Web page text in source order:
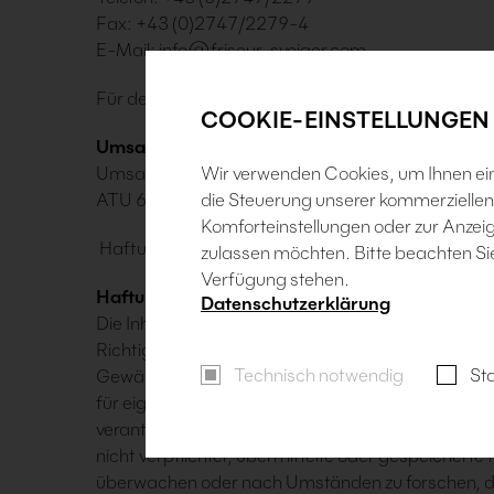
Fax: +43 (0)2747/2279-4
E-Mail:info@friseur-sveiger.com
Für den Inhalt verantwortlich: Eva Sveiger
Umsatzsteuer-ID:
Umsatzsteuer-Identifikationsnummer gemäß
ATU 65074046
Haftungsausschluss:
Haftung für Inhalte
Die Inhalte unserer Seiten wurden mit größter
Richtigkeit, Vollständigkeit und Aktualität der
Gewähr übernehmen. Als Diensteanbieter sind
für eigene Inhalte auf diesen Seiten nach den
verantwortlich. Nach §§ 8 bis 10 TMG sind wir als
nicht verpflichtet, übermittelte oder gespeicherte
überwachen oder nach Umständen zu forschen,
COOKIE-EINSTELLUNGEN
Wir verwenden Cookies, um Ihnen
die Steuerung unserer
Komforteinstellungen oder zur
zulassen möchten. Bitte beachten
Verfügung stehen.
Datenschutzerklärung
Technisch notwendig